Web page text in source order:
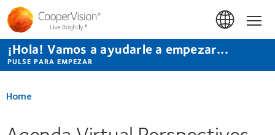
Pasar
contenido
principal
¡Hola! Vamos a ayudarle a empezar...
PULSE PARA EMPEZAR
Home